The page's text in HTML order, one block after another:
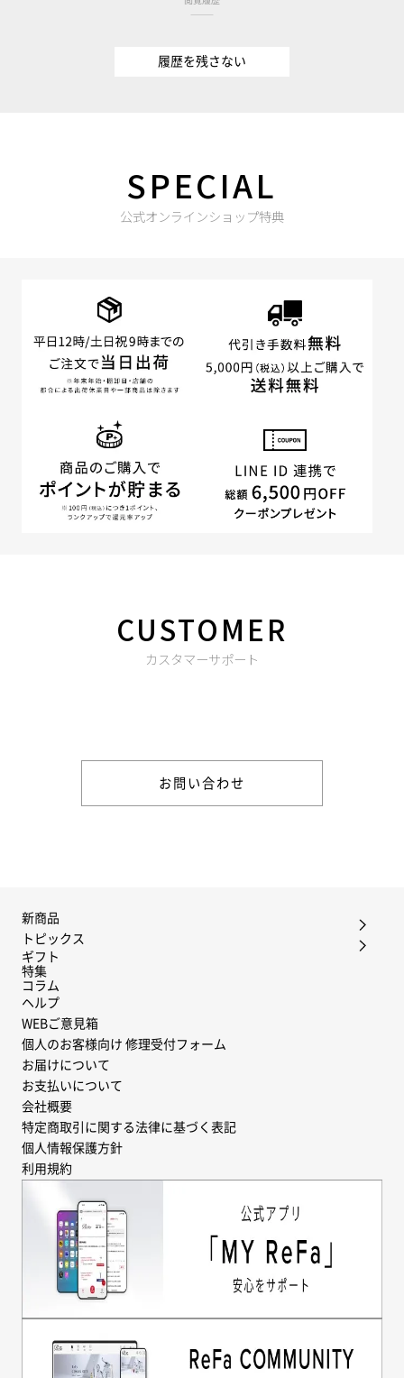
履歴を残さない
SPECIAL
公式オンラインショップ特典
CUSTOMER
カスタマーサポート
お問い合わせ
新商品
トピックス
ギフト
特集
コラム
ヘルプ
WEBご意見箱
個人のお客様向け 修理受付フォーム
お届けについて
お支払いについて
会社概要
特定商取引に関する法律に基づく表記
個人情報保護方針
利用規約